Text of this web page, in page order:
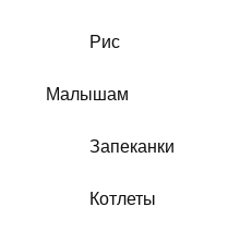
Рис
Малышам
Запеканки
Котлеты